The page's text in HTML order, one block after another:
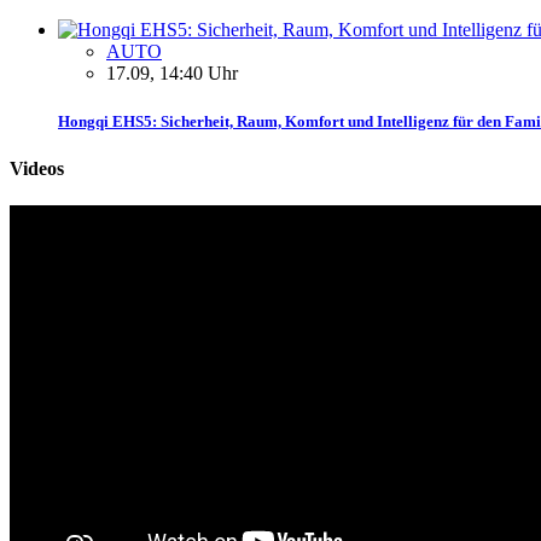
AUTO
17.09, 14:40 Uhr
Hongqi EHS5: Sicherheit, Raum, Komfort und Intelligenz für den
Videos